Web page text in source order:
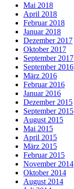
Mai 2018
April 2018
Februar 2018
Januar 2018
Dezember 2017
Oktober 2017
September 2017
September 2016
März 2016
Februar 2016
Januar 2016
Dezember 2015
September 2015
August 2015
Mai 2015
April 2015
März 2015
Februar 2015
November 2014
Oktober 2014
August 2014